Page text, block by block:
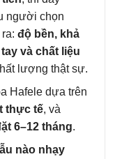
người chọn
độ bền, khả
và chất liệu
lượng thật sự.
Hafele dựa trên
thực tế, và
6–12 tháng.
nào nhạy